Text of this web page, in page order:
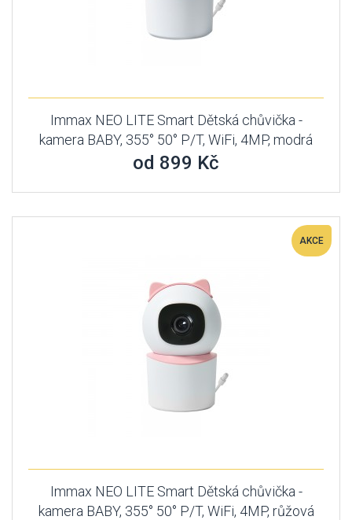
Immax NEO LITE Smart Dětská chůvička -
kamera BABY, 355° 50° P/T, WiFi, 4MP, modrá
od 899 Kč
AKCE
Immax NEO LITE Smart Dětská chůvička -
kamera BABY, 355° 50° P/T, WiFi, 4MP, růžová